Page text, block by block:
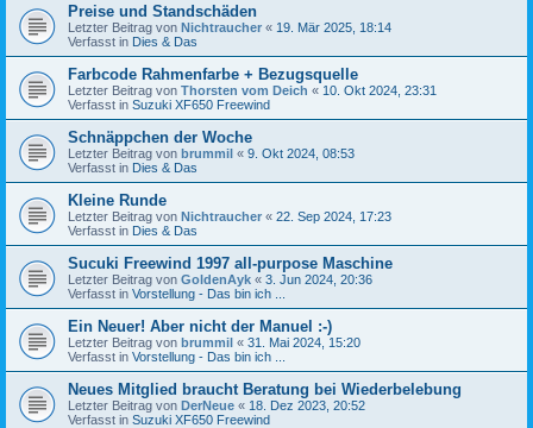
Preise und Standschäden
Letzter Beitrag von Nichtraucher « 19. Mär 2025, 18:14
Verfasst in Dies & Das
Farbcode Rahmenfarbe + Bezugsquelle
Letzter Beitrag von Thorsten vom Deich « 10. Okt 2024, 23:31
Verfasst in Suzuki XF650 Freewind
Schnäppchen der Woche
Letzter Beitrag von brummil « 9. Okt 2024, 08:53
Verfasst in Dies & Das
Kleine Runde
Letzter Beitrag von Nichtraucher « 22. Sep 2024, 17:23
Verfasst in Dies & Das
Sucuki Freewind 1997 all-purpose Maschine
Letzter Beitrag von GoldenAyk « 3. Jun 2024, 20:36
Verfasst in Vorstellung - Das bin ich ...
Ein Neuer! Aber nicht der Manuel :-)
Letzter Beitrag von brummil « 31. Mai 2024, 15:20
Verfasst in Vorstellung - Das bin ich ...
Neues Mitglied braucht Beratung bei Wiederbelebung
Letzter Beitrag von DerNeue « 18. Dez 2023, 20:52
Verfasst in Suzuki XF650 Freewind